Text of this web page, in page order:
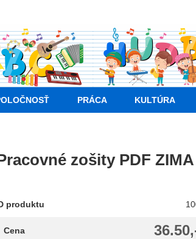
PRÁCA KULTÚRA
zošity PDF
produktu
Cena